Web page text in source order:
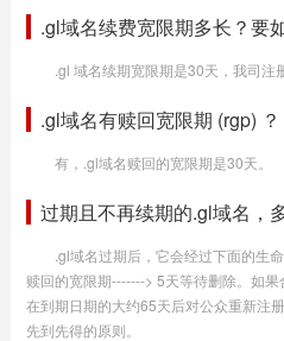
.gl域名续费宽限期多长？要
.gl 域名续期宽限期是30天，我司注
.gl域名有赎回宽限期 (rgp) ？
有，.gl域名赎回的宽限期是30天。
过期且不再续期的.gl域名，
.gl域名过期后，它会经过下面的生
赎回的宽限期-------> 5天等待删除。如
在到期日期的大约65天后对公众重新注
先到先得的原则。